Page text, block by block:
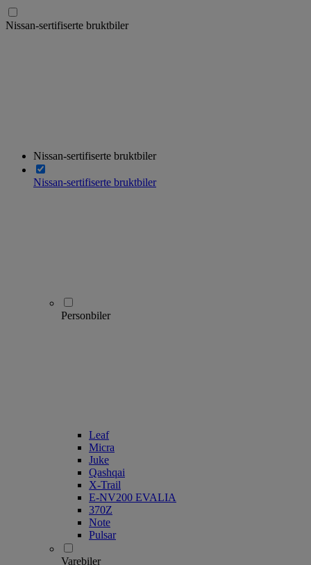
Nissan-sertifiserte bruktbiler
Nissan-sertifiserte bruktbiler
Nissan-sertifiserte bruktbiler
Personbiler
Leaf
Micra
Juke
Qashqai
X-Trail
E-NV200 EVALIA
370Z
Note
Pulsar
Varebiler